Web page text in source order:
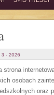
3 - 2026
strona
osobach